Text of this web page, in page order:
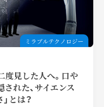
ミラブルテクノロジー
度見した人へ。口や
れた、サイエンス
とは？